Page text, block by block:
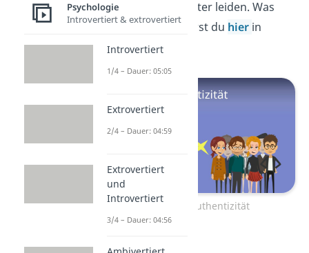
Authentizität
darunter leiden. Was
genau das ist, erfährst du hier in
unserem Video!
Zum Video: Authentizität
Psychologie
Introvertiert & extrovertiert
Introvertiert
1/4 – Dauer: 05:05
Extrovertiert
2/4 – Dauer: 04:59
Extrovertiert
und
Introvertiert
3/4 – Dauer: 04:56